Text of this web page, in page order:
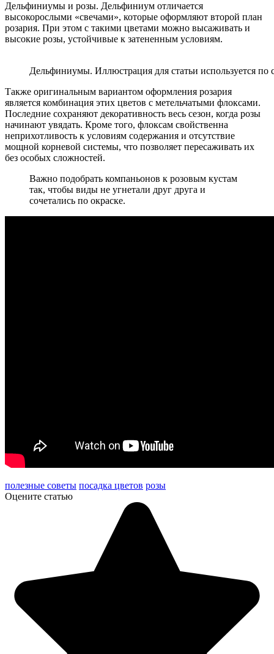
Дельфиниумы и розы. Дельфиниум отличается
высокорослыми «свечами», которые оформляют второй план
розария. При этом с такими цветами можно высаживать и
высокие розы, устойчивые к затененным условиям.
Дельфиниумы. Иллюстрация для статьи используется по
Также оригинальным вариантом оформления розария
является комбинация этих цветов с метельчатыми флоксами.
Последние сохраняют декоративность весь сезон, когда розы
начинают увядать. Кроме того, флоксам свойственна
неприхотливость к условиям содержания и отсутствие
мощной корневой системы, что позволяет пересаживать их
без особых сложностей.
Важно подобрать компаньонов к розовым кустам
так, чтобы виды не угнетали друг друга и
сочетались по окраске.
полезные советы посадка цветов розы
Оцените статью